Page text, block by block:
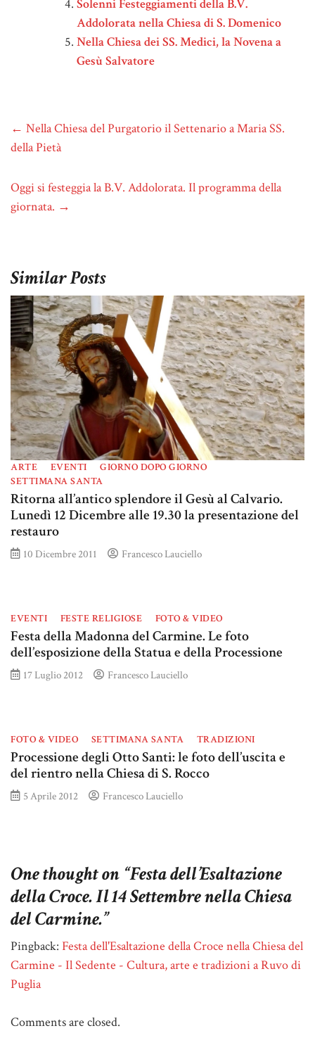
Solenni Festeggiamenti della B.V.
Addolorata nella Chiesa di S. Domenico
Nella Chiesa dei SS. Medici, la Novena a
Gesù Salvatore
← Nella Chiesa del Purgatorio il Settenario a Maria SS.
della Pietà
Oggi si festeggia la B.V. Addolorata. Il programma della
giornata. →
Similar Posts
ARTE EVENTI
GIORNO DOPO GIORNO
SETTIMANA SANTA
Ritorna all’antico splendore il Gesù al Calvario.
Lunedì 12 Dicembre alle 19.30 la presentazione del
restauro
10 Dicembre 2011 Francesco Lauciello
EVENTI FESTE RELIGIOSE FOTO & VIDEO
Festa della Madonna del Carmine. Le foto
dell’esposizione della Statua e della Processione
17 Luglio 2012 Francesco Lauciello
FOTO & VIDEO SETTIMANA SANTA TRADIZIONI
Processione degli Otto Santi: le foto dell’uscita e
del rientro nella Chiesa di S. Rocco
5 Aprile 2012 Francesco Lauciello
One thought on “Festa dell’Esaltazione
della Croce. Il 14 Settembre nella Chiesa
del Carmine.”
Pingback: Festa dell'Esaltazione della Croce nella Chiesa del
Carmine - Il Sedente - Cultura, arte e tradizioni a Ruvo di
Puglia
Comments are closed.